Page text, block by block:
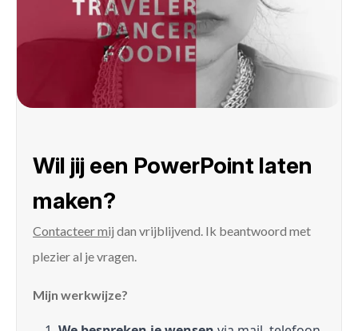
Wil jij een PowerPoint laten
maken?
Contacteer mij dan vrijblijvend. Ik beantwoord met
plezier al je vragen.
Mijn werkwijze?